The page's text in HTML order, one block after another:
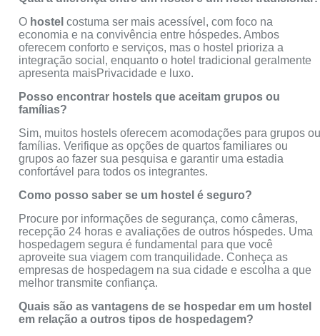
O hostel costuma ser mais acessível, com foco na
economia e na convivência entre hóspedes. Ambos
oferecem conforto e serviços, mas o hostel prioriza a
integração social, enquanto o hotel tradicional geralmente
apresenta maisPrivacidade e luxo.
Posso encontrar hostels que aceitam grupos ou
famílias?
Sim, muitos hostels oferecem acomodações para grupos
famílias. Verifique as opções de quartos familiares ou
grupos ao fazer sua pesquisa e garantir uma estadia
confortável para todos os integrantes.
Como posso saber se um hostel é seguro?
Procure por informações de segurança, como câmeras,
recepção 24 horas e avaliações de outros hóspedes. Uma
hospedagem segura é fundamental para que você
aproveite sua viagem com tranquilidade. Conheça as
empresas de hospedagem na sua cidade e escolha a que
melhor transmite confiança.
Quais são as vantagens de se hospedar em um hostel
em relação a outros tipos de hospedagem?